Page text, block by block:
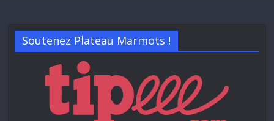
Soutenez Plateau Marmots !